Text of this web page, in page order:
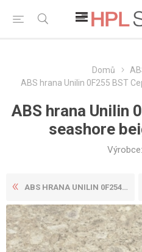
Domů
ABS hrana Unilin 0F255 BST
ABS hrana Unilin
seashore
Výrobce:
ABS HRANA UNILIN 0F254 BST ...